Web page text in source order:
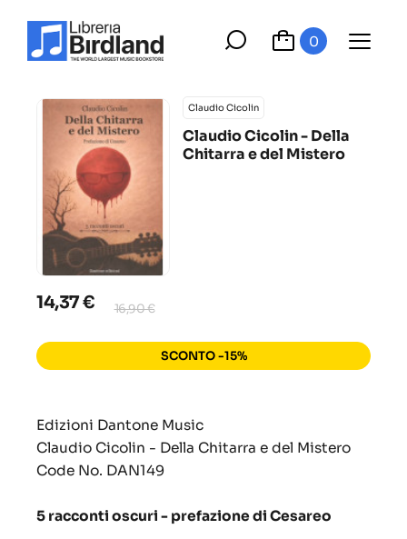
0
Claudio Cicolin
Claudio Cicolin - Della
Chitarra e del Mistero
14,37 € 16,90 €
SCONTO -15%
Edizioni Dantone Music
Claudio Cicolin - Della Chitarra e del Mistero
Code No. DAN149
5 racconti oscuri - prefazione di Cesareo